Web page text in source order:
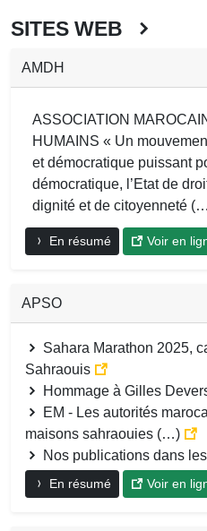
SITES WEB
AMDH
ASSOCIATION
HUMAINS « Un
et démocratique puissant
démocratique, l’Etat de
dignité et de citoyenneté
En résumé Voir en
APSO
Sahara Marathon 2025,
Sahraouis
Hommage à Gilles
EM - Les autorités
maisons sahraouies (…)
Nos publications dans
En résumé Voir en